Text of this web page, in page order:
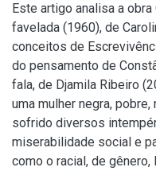
Este artigo analisa a
favelada (1960), de
conceitos de
do pensamento de
fala, de Djamila Ribeiro
uma mulher negra,
sofrido diversos
miserabilidade social e
como o racial, de